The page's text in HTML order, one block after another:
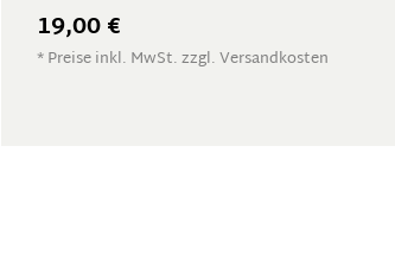
19,00 €
* Preise inkl. MwSt. zzgl. Versandkosten